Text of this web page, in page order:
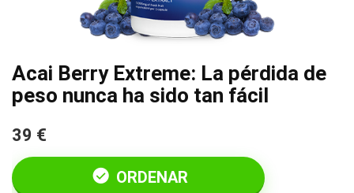
Acai Berry Extreme: La pérdida de
peso nunca ha sido tan fácil
39 €
ORDENAR